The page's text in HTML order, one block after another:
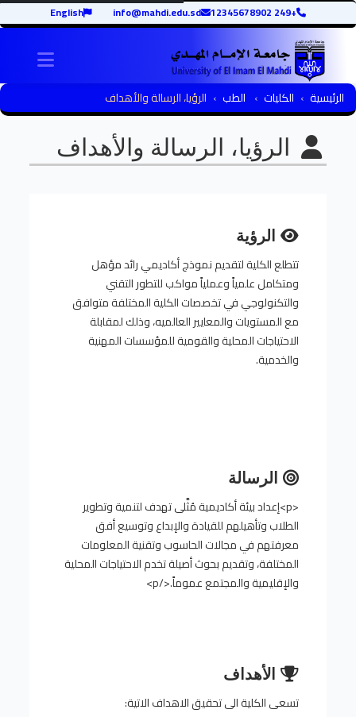
+249 12345678902
info@mahdi.edu.sd
English
الرئيسية الكليات الطب الرؤيا، الرسالة والأهداف
الرؤيا، الرسالة والأهداف
الرؤية
تتطلع الكلية لتقديم نموذج أكاديمي رائد مؤهل
ومتكامل علمياً وعملياً مواكب للتطور التقني
والتكنولوجي في تخصصات الكلية المختلفة متوافق
مع المستويات والمعايير العالميه، وذلك لمقابلة
الاحتياجات المحلية والقومية للمؤسسات المهنية
والخدمية.
الرسالة
<p>إعداد بيئة أكاديمية مُثَّلى تهدف لتنمية وتطوير
الطلاب وتأهيلهم للقيادة والإبداع وتوسيع أفق
معرفتهم في مجالات الحاسوب وتقنية المعلومات
المختلفة، وتقديم بحوث أصيلة تخدم الاحتياجات المحلية
والإقليمية والمجتمع عموماً.</p>
الأهداف
تسعى الكلية الى تحقيق الاهداف الاتية: